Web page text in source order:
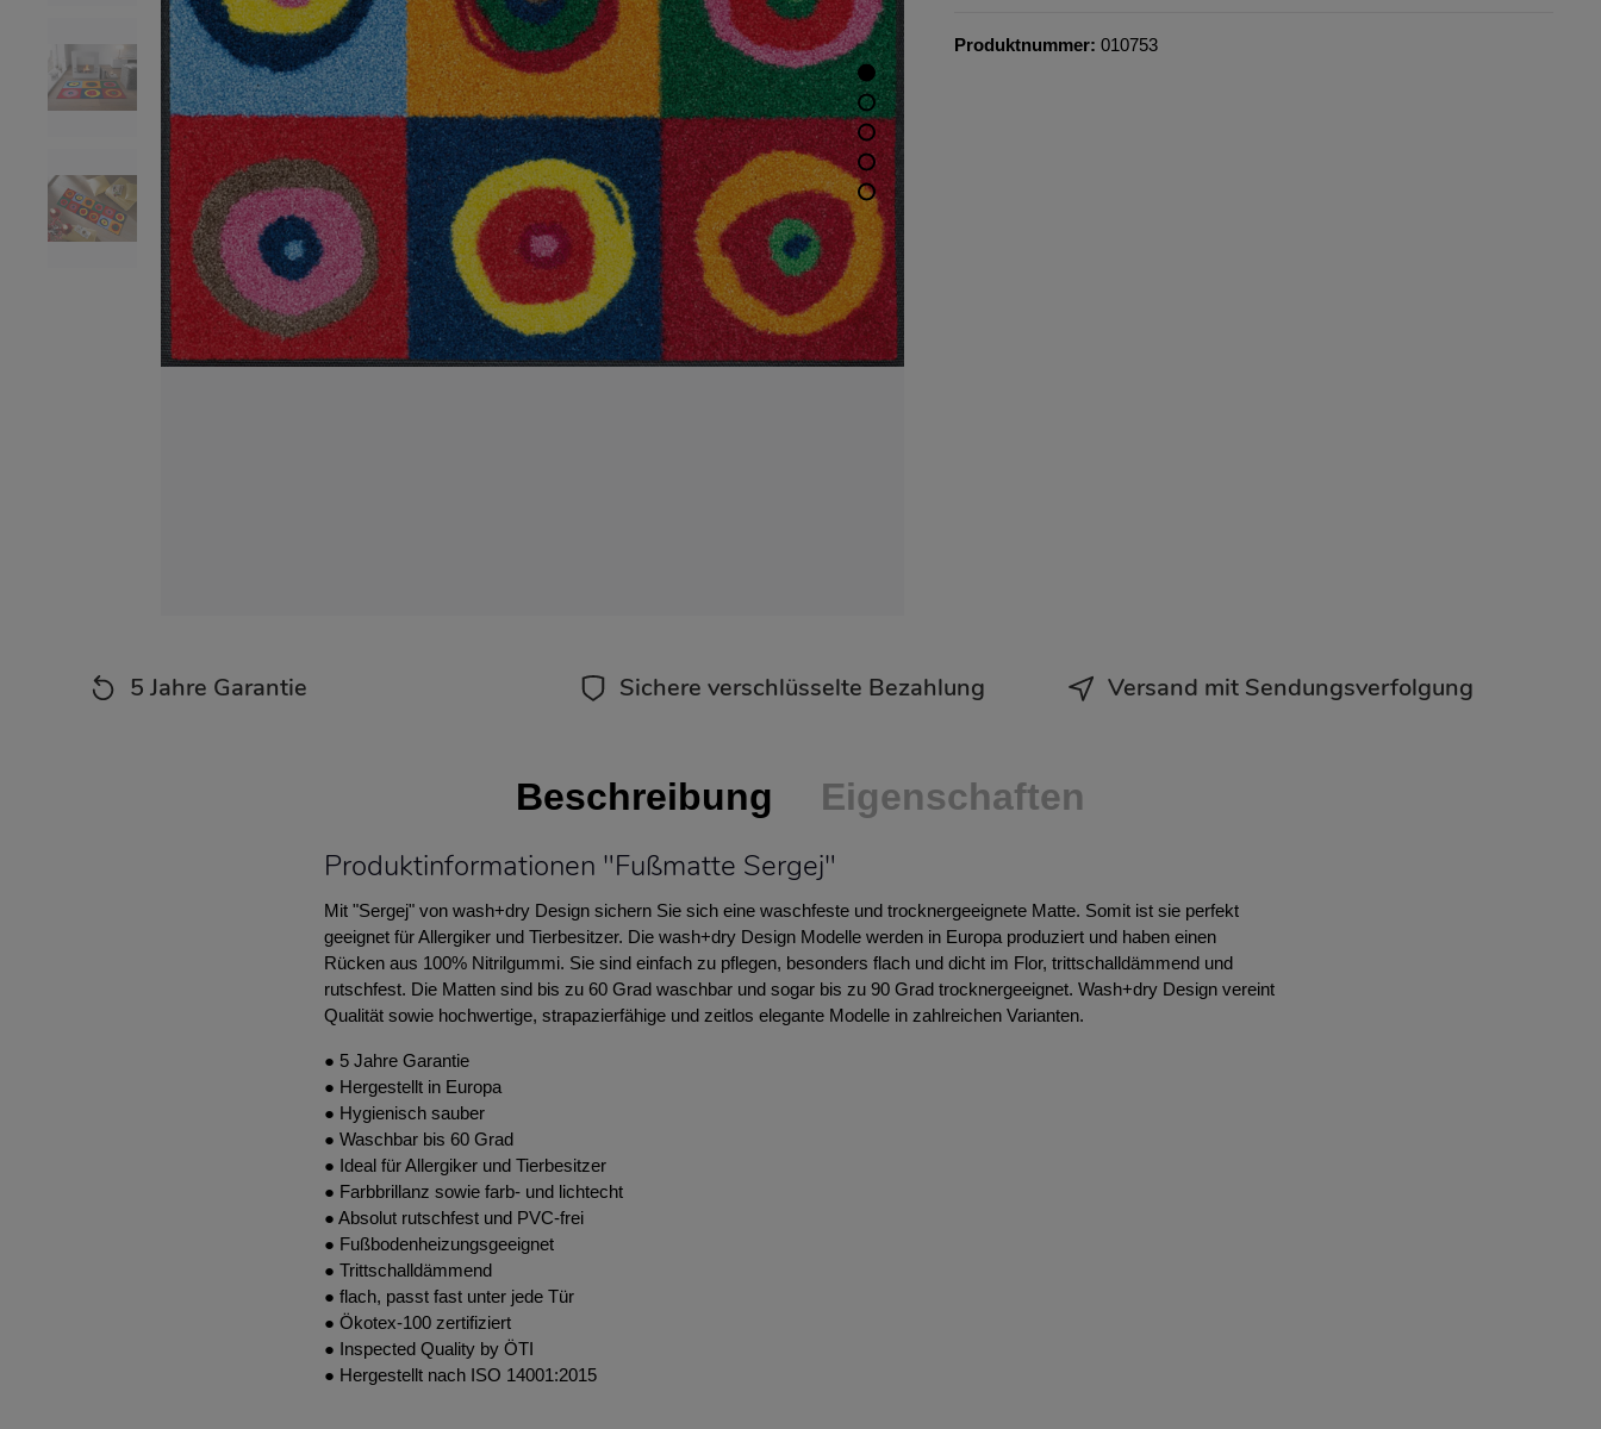
Produktnummer: 010753
5 Jahre Garantie Sichere verschlüsselte Bezahlung Versand mit Sendungsverfolgung
Beschreibung Eigenschaften
Produktinformationen "Fußmatte Sergej"
Mit "Sergej" von wash+dry Design sichern Sie sich eine waschfeste und trocknergeeignete Matte. Somit ist sie perfekt
geeignet für Allergiker und Tierbesitzer. Die wash+dry Design Modelle werden in Europa produziert und haben einen
Rücken aus 100% Nitrilgummi. Sie sind einfach zu pflegen, besonders flach und dicht im Flor, trittschalldämmend und
rutschfest. Die Matten sind bis zu 60 Grad waschbar und sogar bis zu 90 Grad trocknergeeignet. Wash+dry Design vereint
Qualität sowie hochwertige, strapazierfähige und zeitlos elegante Modelle in zahlreichen Varianten.
● 5 Jahre Garantie
● Hergestellt in Europa
● Hygienisch sauber
● Waschbar bis 60 Grad
● Ideal für Allergiker und Tierbesitzer
● Farbbrillanz sowie farb- und lichtecht
● Absolut rutschfest und PVC-frei
● Fußbodenheizungsgeeignet
● Trittschalldämmend
● flach, passt fast unter jede Tür
● Ökotex-100 zertifiziert
● Inspected Quality by ÖTI
● Hergestellt nach ISO 14001:2015